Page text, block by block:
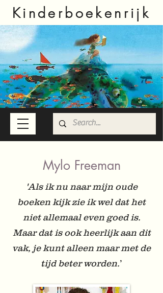
Kinderboekenrijk
Mylo Freeman
'Als ik nu naar mijn oude
boeken kijk zie ik wel dat het
niet allemaal even goed is.
Maar dat is ook heerlijk aan dit
vak, je kunt alleen maar met de
tijd beter worden.’